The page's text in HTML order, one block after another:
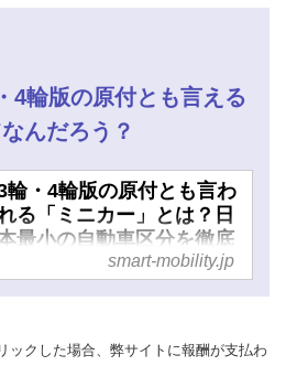
アについて
ポリシー
4輪版の原付とも言える
んだろう？
輪・4輪版の原付とも言わ
る「ミニカー」とは？日
最小の自動車区分を徹底
解説！ - スマートモビリテ
smart-mobility.jp
クした場合、弊サイトに報酬が支払わ